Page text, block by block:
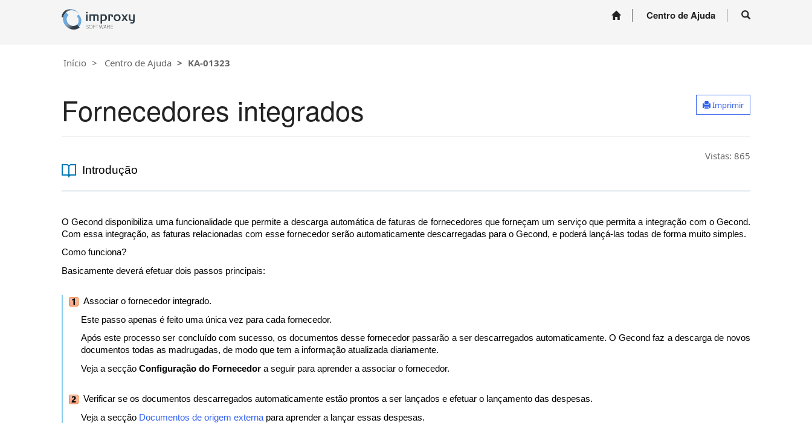
Centro de Ajuda
Início Centro de Ajuda KA-01323
Imprimir
Fornecedores integrados
Vistas: 865
Introdução
O Gecond disponibiliza uma funcionalidade que permite a descarga automática de faturas de fornecedores que forneçam um serviço que permita a integração com o Gecond.
Com essa integração, as faturas relacionadas com esse fornecedor serão automaticamente descarregadas para o Gecond, e poderá lançá-las todas de forma muito simples.
Como funciona?
Basicamente deverá efetuar dois passos principais:
Associar o fornecedor integrado.
Este passo apenas é feito uma única vez para cada fornecedor.
Após este processo ser concluído com sucesso, os documentos desse fornecedor passarão a ser descarregados automaticamente. O Gecond faz a descarga de novos
documentos todas as madrugadas, de modo que tem a informação atualizada diariamente.
Veja a secção Configuração do Fornecedor a seguir para aprender a associar o fornecedor.
Verificar se os documentos descarregados automaticamente estão prontos a ser lançados e efetuar o lançamento das despesas.
Veja a secção Documentos de origem externa para aprender a lançar essas despesas.